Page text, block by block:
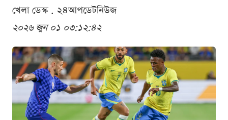
খেলা ডেস্ক . ২৪আপডেটনিউজ
২০২৬ জুন ০১ ০৩:১২:৪২